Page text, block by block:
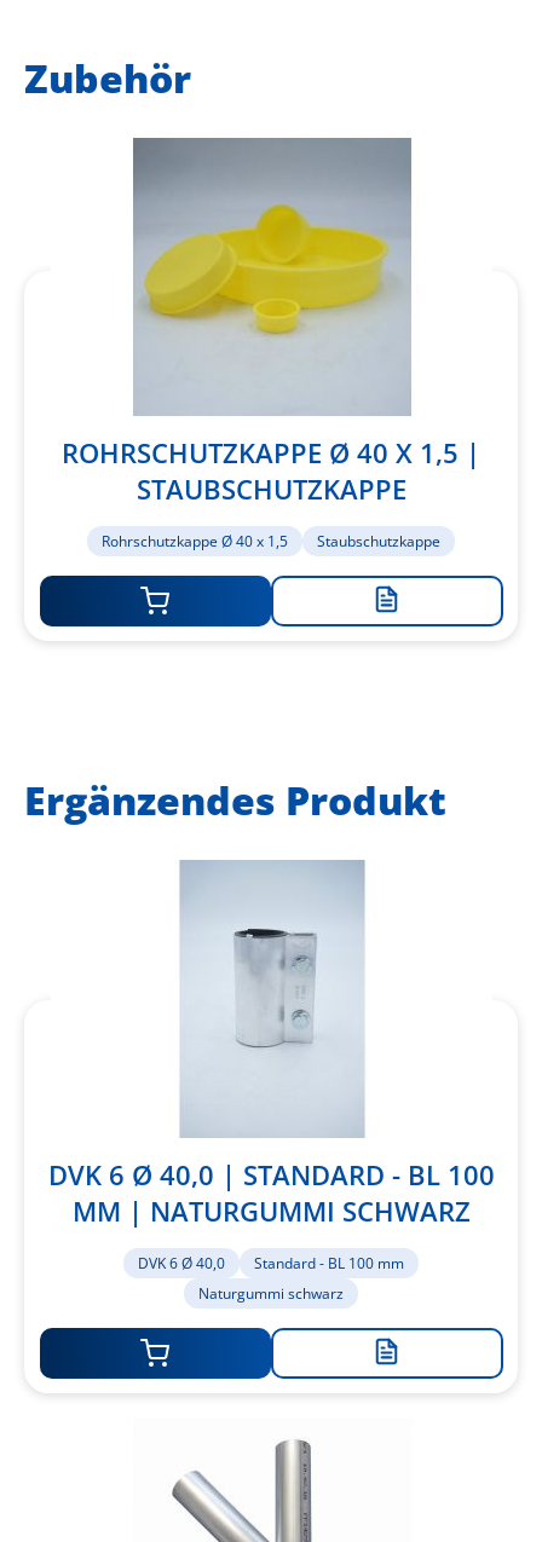
Zubehör
ROHRSCHUTZKAPPE Ø 40 X 1,5 |
STAUBSCHUTZKAPPE
Rohrschutzkappe Ø 40 x 1,5 Staubschutzkappe
Zur
Ergänzendes Produkt
DVK 6 Ø 40,0 | STANDARD - BL 100
MM | NATURGUMMI SCHWARZ
DVK 6 Ø 40,0
Standard - BL 100 mm
Naturgummi schwarz
Zur